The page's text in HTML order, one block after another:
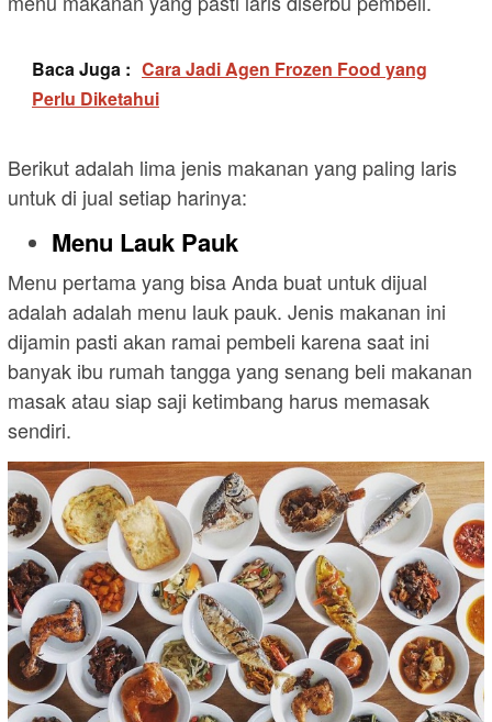
Baca Juga : Cara Jadi Agen Frozen Food yang
Perlu Diketahui
Berikut adalah lima jenis makanan yang paling laris
untuk di jual setiap harinya:
Menu Lauk Pauk
Menu pertama yang bisa Anda buat untuk dijual
adalah adalah menu lauk pauk. Jenis makanan ini
dijamin pasti akan ramai pembeli karena saat ini
banyak ibu rumah tangga yang senang beli makanan
masak atau siap saji ketimbang harus memasak
sendiri.